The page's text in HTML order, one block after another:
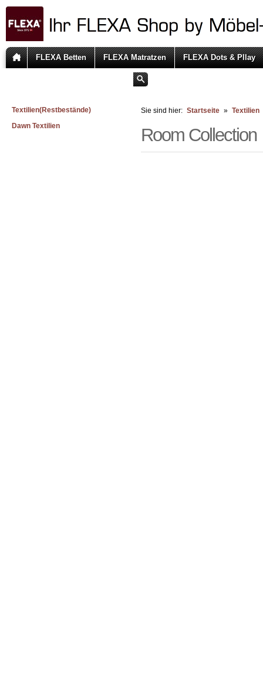
FLEXA Betten FLEXA Matratzen FLEXA Dots & Pllay
Textilien(Restbestände)
Dawn Textilien
Sie sind hier: Startseite » Textilien
Room Collection